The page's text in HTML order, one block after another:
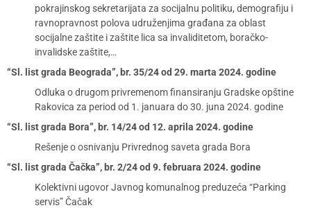
pokrajinskog sekretarijata za socijalnu politiku, demografiju i
ravnopravnost polova udruženjima građana za oblast
socijalne zaštite i zaštite lica sa invaliditetom, boračko-
invalidske zaštite,…
“Sl. list grada Beograda”, br. 35/24 od 29. marta 2024. godine
Odluka o drugom privremenom finansiranju Gradske opštine
Rakovica za period od 1. januara do 30. juna 2024. godine
“Sl. list grada Bora”, br. 14/24 od 12. aprila 2024. godine
Rešenje o osnivanju Privrednog saveta grada Bora
“Sl. list grada Čačka”, br. 2/24 od 9. februara 2024. godine
Kolektivni ugovor Javnog komunalnog preduzeća “Parking
servis” Čačak